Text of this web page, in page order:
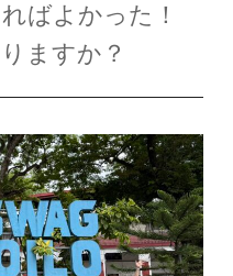
ばよかった！
ますか？